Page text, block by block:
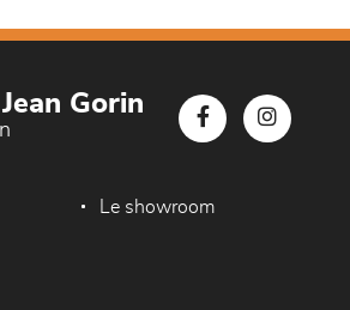
Gorin
Le showroom